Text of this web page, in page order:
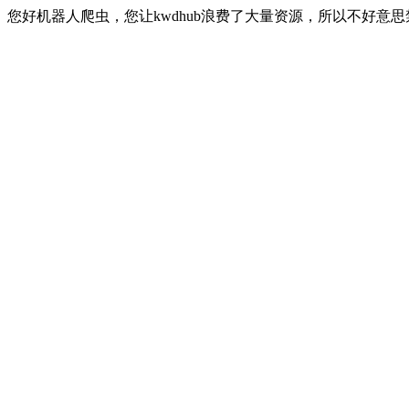
您好机器人爬虫，您让kwdhub浪费了大量资源，所以不好意思